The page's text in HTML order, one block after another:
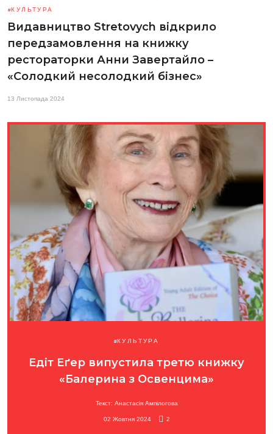
КУЛЬТУРА
Видавництво Stretovych відкрило
передзамовлення на книжку
рестораторки Анни Завертайло –
«Солодкий несолодкий бізнес»
13 Листопада 2024
КУЛЬТУРА
Едіт Еґер випустила третю книжку
«Балерина з Освенцима»
Текст: Анастасія Ампілогова
02 Жовтня 2024 2